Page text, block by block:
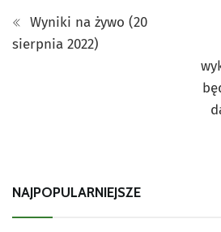
Wyniki na żywo (20
sierpnia 2022)
NAJPOPULARNIEJSZE